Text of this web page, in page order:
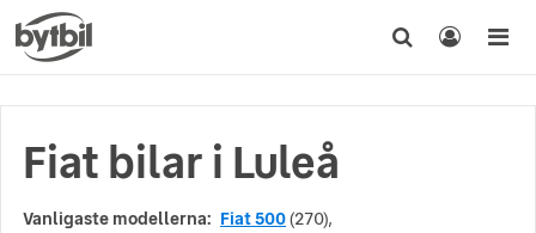
Fiat bilar i Luleå
Vanligaste modellerna: Fiat 500(270),